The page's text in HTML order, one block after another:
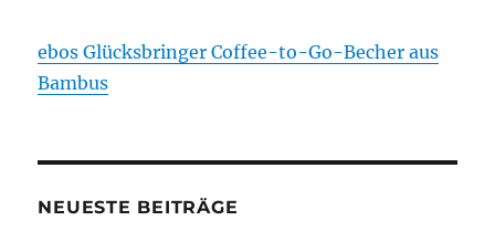
ebos Glücksbringer Coffee-to-Go-Becher aus
Bambus
NEUESTE BEITRÄGE